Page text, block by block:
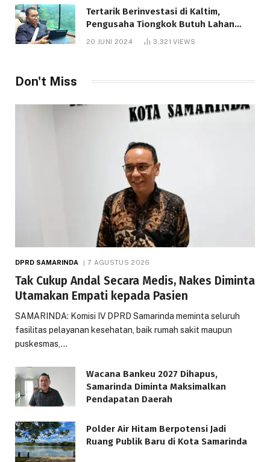
Tertarik Berinvestasi di Kaltim,
Pengusaha Tiongkok Butuh Lahan
1.000 Hektare
20 JUNI 2024 3,321VIEWS
Don't Miss
DPRD SAMARINDA 7 AGUSTUS 2026
Tak Cukup Andal Secara Medis, Nakes Diminta
Utamakan Empati kepada Pasien
SAMARINDA: Komisi IV DPRD Samarinda meminta seluruh
fasilitas pelayanan kesehatan, baik rumah sakit maupun
puskesmas,…
Wacana Bankeu 2027 Dihapus,
Samarinda Diminta Maksimalkan
Pendapatan Daerah
Polder Air Hitam Berpotensi Jadi
Ruang Publik Baru di Kota Samarinda